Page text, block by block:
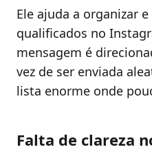
Ele ajuda a organizar
qualificados no
mensagem é
vez de ser enviada
lista enorme onde
Falta de clareza